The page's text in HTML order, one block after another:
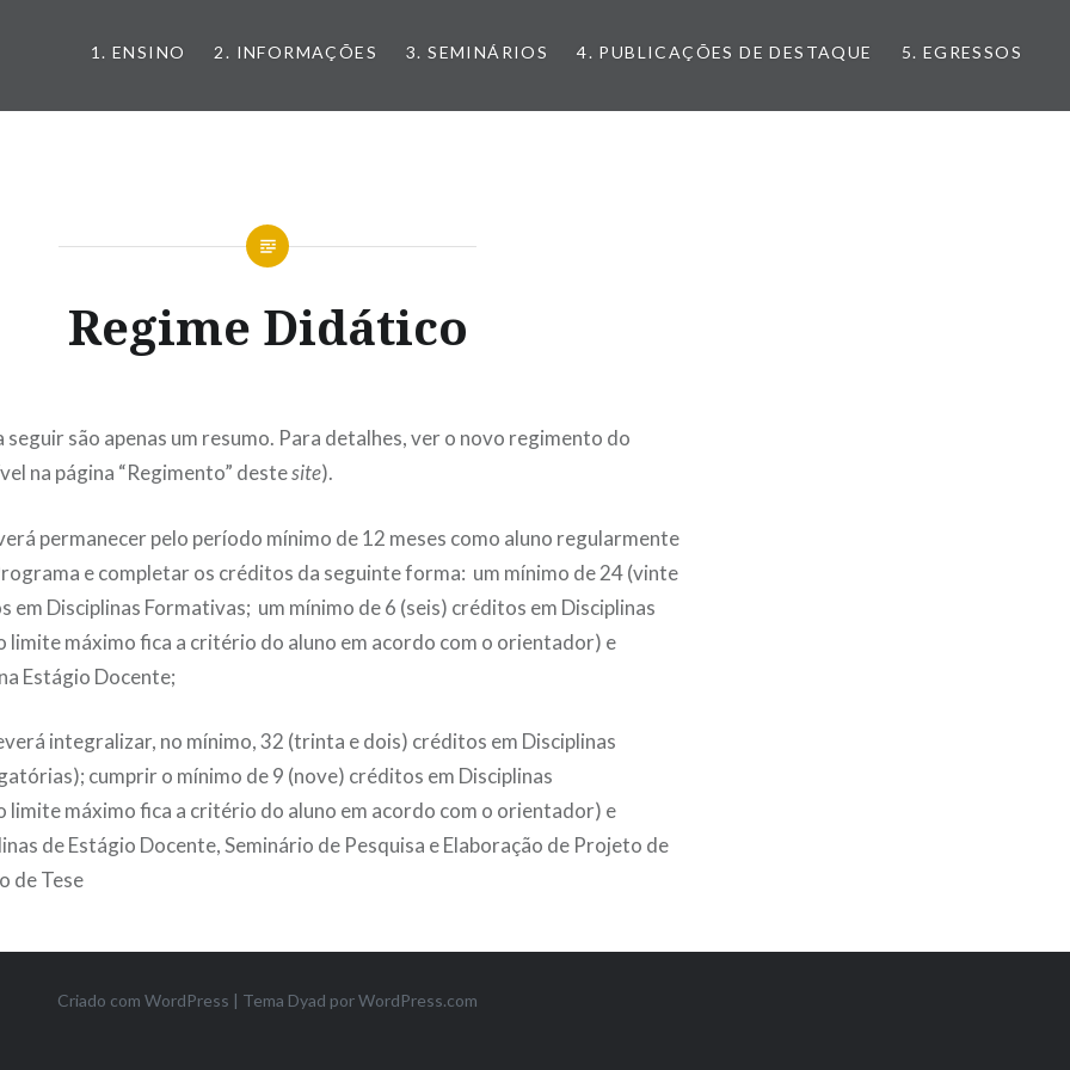
1. ENSINO 2. INFORMAÇÕES 3. SEMINÁRIOS 4. PUBLICAÇÕES DE DESTAQUE 5. EGRESSOS
Regime Didático
são apenas um resumo. Para detalhes, ver o novo regimento do
na página “Regimento” destesite).
permanecer pelo período mínimo de 12 meses como aluno regularmente
e completar os créditos da seguinte forma: um mínimo de 24 (vinte
em Disciplinas Formativas; um mínimo de 6 (seis) créditos em Disciplinas
limite máximo fica a critério do aluno em acordo com o orientador) e
Estágio Docente;
integralizar, no mínimo, 32 (trinta e dois) créditos em Disciplinas
cumprir o mínimo de 9 (nove) créditos em Disciplinas
limite máximo fica a critério do aluno em acordo com o orientador) e
de Estágio Docente, Seminário de Pesquisa e Elaboração de Projeto de
de Tese
Criado com WordPress | Tema Dyad porWordPress.com